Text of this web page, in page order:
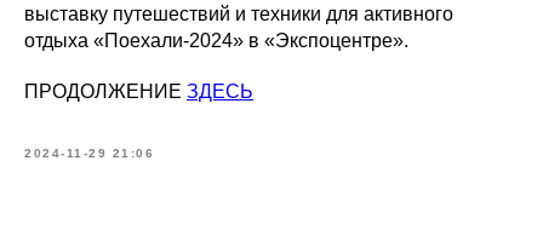
выставку путешествий и техники для активного
отдыха «Поехали-2024» в «Экспоцентре».
ПРОДОЛЖЕНИЕ ЗДЕСЬ
2024-11-29 21:06